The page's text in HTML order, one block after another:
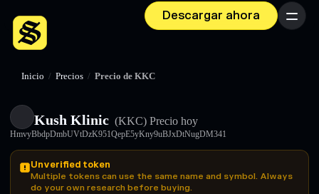
Descargar ahora Menú
Inicio / Precios / Precio de KKC
Kush Klinic (KKC) Precio hoy
HmvyBbdpDmbUVtDzK951QepE5yKny9uBJxDtNugDM341
Unverified token
Multiple tokens can use the same name and symbol. Always
do your own research before buying.